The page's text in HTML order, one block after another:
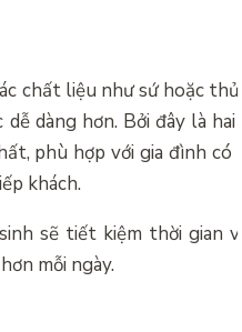
chất liệu như sứ hoặc
dàng hơn. Bởi đây là
phù hợp với gia đình có
khách.
sẽ tiết kiệm thời gian
mỗi ngày.